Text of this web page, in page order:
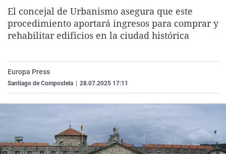
La rosa de los vientos
Gente viajera
Caso
Retornados
Operación Viuda
Extremadura
Galicia
Navarra
Virales
Televisión
El concejal de Urbanismo asegura que este
procedimiento aportará ingresos para comprar y
rehabilitar edificios en la ciudad histórica
Europa Press
Santiago de Compostela 28.07.2025 17:11